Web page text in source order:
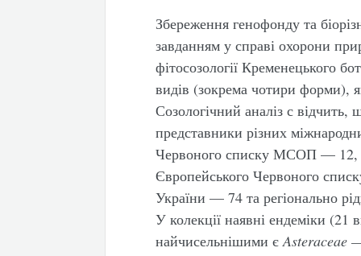
Збереження генофонду та
завданням у справі охорони
фітосозології Кременецького
видів (зокрема чотири форми),
Созологічний аналіз с
представники різних
Червоного списку МСОП — 12,
Європейського Червоного
України — 74 та регіонально
У колекції наявні ендеміки
найчисельнішими єAsteraceae